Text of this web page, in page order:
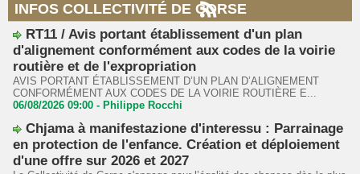
INFOS COLLECTIVITÉ DE CORSE
RT11 / Avis portant établissement d'un plan
d'alignement conformément aux codes de la voirie
routière et de l'expropriation
AVIS PORTANT ÉTABLISSEMENT D’UN PLAN D’ALIGNEMENT
CONFORMÉMENT AUX CODES DE LA VOIRIE ROUTIÈRE E...
06/08/2026 09:00 - Philippe Rocchi
Chjama à manifestazione d'interessu : Parrainage
en protection de l'enfance. Création et déploiement
d'une offre sur 2026 et 2027